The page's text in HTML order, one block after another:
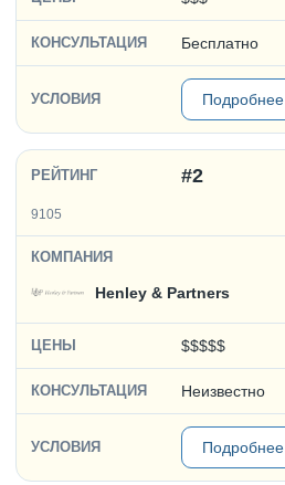
Бесплатно
Подробнее
#2
9105
Henley & Partners
$$$$$
Неизвестно
Подробнее